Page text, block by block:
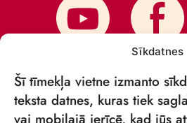
Sīkdatnes
Šī tīmekļa vietne izmanto
teksta datnes, kuras tiek
vai mobilajā ierīcē, kad jūs